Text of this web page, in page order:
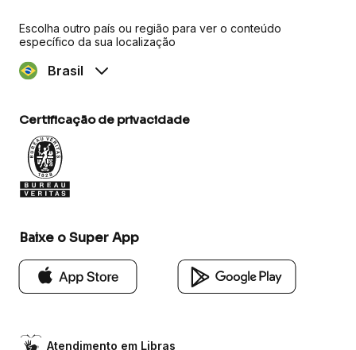
Escolha outro país ou região para ver o conteúdo
específico da sua localização
Brasil
Certificação de privacidade
Baixe o Super App
Atendimento em Libras